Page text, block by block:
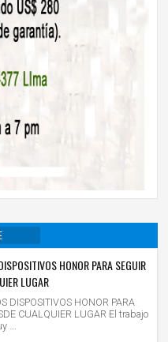
HONOR PARA SEGUIR
LUGAR
DISPOSITIVOS HONOR PARA
CUALQUIER LUGAR El trabajo
...